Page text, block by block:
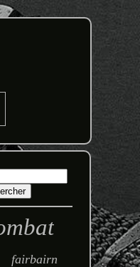
fairbairn